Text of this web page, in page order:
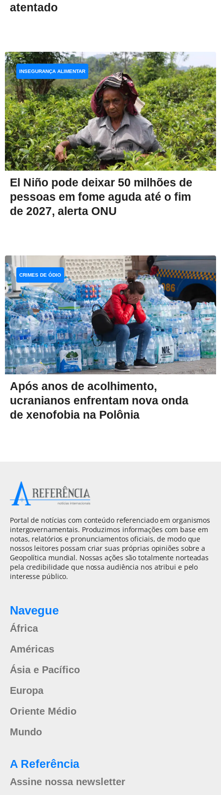
atentado
El Niño pode deixar 50 milhões de
pessoas em fome aguda até o fim
de 2027, alerta ONU
INSEGURANÇA ALIMENTAR
Após anos de acolhimento,
ucranianos enfrentam nova onda
de xenofobia na Polônia
CRIMES DE ÓDIO
Portal de notícias com conteúdo referenciado em organismos
intergovernamentais. Produzimos informações com base em
notas, relatórios e pronunciamentos oficiais, de modo que
nossos leitores possam criar suas próprias opiniões sobre a
Geopolítica mundial. Nossas ações são totalmente norteadas
pela credibilidade que nossa audiência nos atribui e pelo
interesse público.
Navegue
África
Américas
Ásia e Pacífico
Europa
Oriente Médio
Mundo
A Referência
Assine nossa newsletter